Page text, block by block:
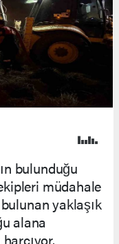
bulunduğu
müdahale
yaklaşık
alana